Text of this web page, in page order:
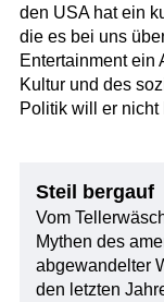
den USA hat ein
die es bei uns
Entertainment ein
Kultur und des
Politik will er nicht
Steil bergauf
Vom
Mythen des
abgewandelter
den letzten